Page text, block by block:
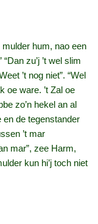
mulder hum, nao een
zu’j ’t wel slim
’t nog niet”. “Wel
oe ware. ’t Zal oe
zo’n hekel an al
de tegenstander
’t mar
mar”, zee Harm,
kun hi’j toch niet